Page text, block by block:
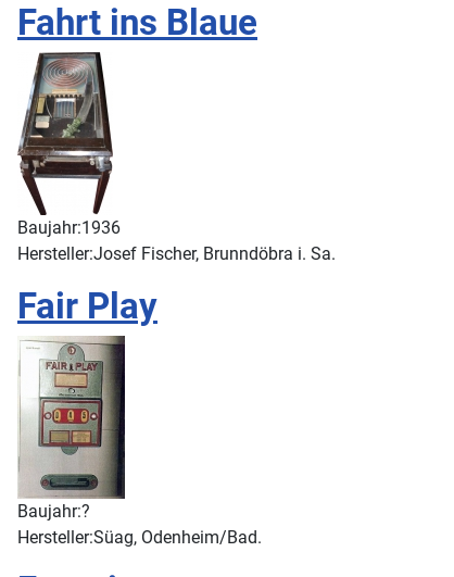
Fahrt ins Blaue
Baujahr:1936
Hersteller:Josef Fischer, Brunndöbra i. Sa.
Fair Play
Baujahr:?
Hersteller:Süag, Odenheim/Bad.